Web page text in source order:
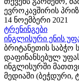
ევროკავშირის
გამარჯვებული.
ევროკავშირის
14 ნოემბერი 2021
ტრენინგები
ინგლისური ენის
ბრიტანეთის საბჭო
დაფინანსებულ
ინგლისურში
მედიაში